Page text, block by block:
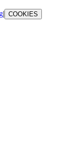
| COOKIES